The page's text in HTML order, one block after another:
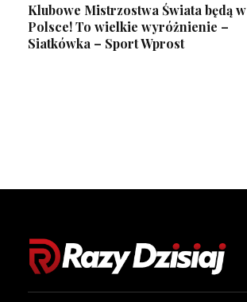
Klubowe Mistrzostwa Świata będą w
Polsce! To wielkie wyróżnienie –
Siatkówka – Sport Wprost